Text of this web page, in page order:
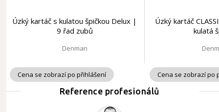
Úzký kartáč s kulatou špičkou Delux |
9 řad zubů
Denman
Cena se zobrazí po přihlášení
Úzký kartáč
kulatá
Cena se zobrazí po
Reference profesionálů